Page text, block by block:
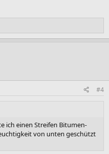
#4
ich einen Streifen Bitumen-
von unten geschützt